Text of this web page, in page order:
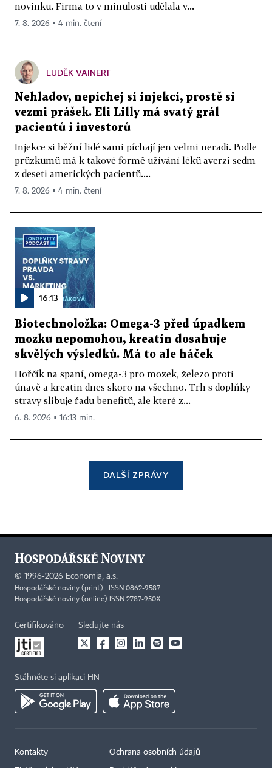
novinku. Firma to v minulosti udělala v...
7. 8. 2026 ▪ 4 min. čtení
LUDĚK VAINERT
Nehladov, nepíchej si injekci, prostě si
vezmi prášek. Eli Lilly má svatý grál
pacientů i investorů
Injekce si běžní lidé sami píchají jen velmi neradi. Podle
průzkumů má k takové formě užívání léků averzi sedm
z deseti amerických pacientů....
7. 8. 2026 ▪ 4 min. čtení
16:13
Biotechnoložka: Omega-3 před úpadkem
mozku nepomohou, kreatin dosahuje
skvělých výsledků. Má to ale háček
Hořčík na spaní, omega-3 pro mozek, železo proti
únavě a kreatin dnes skoro na všechno. Trh s doplňky
stravy slibuje řadu benefitů, ale které z...
6. 8. 2026 ▪ 16:13 min.
DALŠÍ ZPRÁVY
© 1996-2026 Economia, a.s.
Hospodářské noviny (print) ISSN 0862-9587
Hospodářské noviny (online) ISSN 2787-950X
Certifikováno Sledujte nás
Stáhněte si aplikaci HN
Kontakty Ochrana osobních údajů